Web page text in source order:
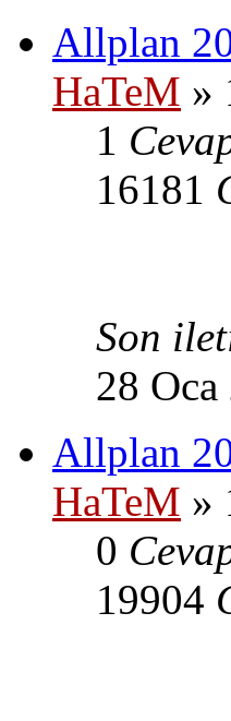
Allplan
HaTeM »
1
16181
Son
28
Allplan
HaTeM »
0
19904